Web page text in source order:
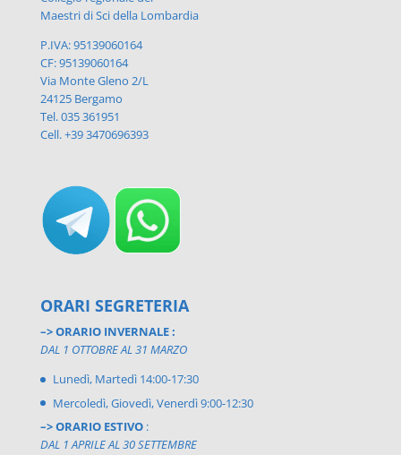
Maestri di Sci della Lombardia
P.IVA: 95139060164
CF: 95139060164
Via Monte Gleno 2/L
24125 Bergamo
Tel. 035 361951
Cell. +39 3470696393
ORARI SEGRETERIA
–> ORARIO INVERNALE :
DAL 1 OTTOBRE AL 31 MARZO
Lunedì, Martedì 14:00-17:30
Mercoledì, Giovedì, Venerdì 9:00-12:30
–> ORARIO ESTIVO:
DAL 1 APRILE AL 30 SETTEMBRE